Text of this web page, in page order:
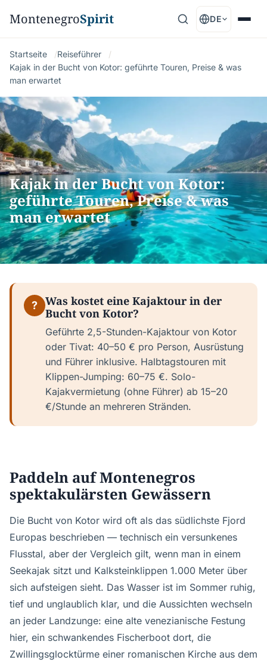
MontenegroSpirit DE
Startseite
Reiseführer
Kajak in der Bucht von Kotor: geführte Touren, Preise & was
man erwartet
Kajak in der Bucht von Kotor:
geführte Touren, Preise & was
man erwartet
?
Was kostet eine Kajaktour in der
Bucht von Kotor?
Geführte 2,5-Stunden-Kajaktour von Kotor
oder Tivat: 40–50 € pro Person, Ausrüstung
und Führer inklusive. Halbtagstouren mit
Klippen-Jumping: 60–75 €. Solo-
Kajakvermietung (ohne Führer) ab 15–20
€/Stunde an mehreren Stränden.
Paddeln auf Montenegros
spektakulärsten Gewässern
Die Bucht von Kotor wird oft als das südlichste Fjord
Europas beschrieben — technisch ein versunkenes
Flusstal, aber der Vergleich gilt, wenn man in einem
Seekajak sitzt und Kalksteinklippen 1.000 Meter über
sich aufsteigen sieht. Das Wasser ist im Sommer ruhig,
tief und unglaublich klar, und die Aussichten wechseln
an jeder Landzunge: eine alte venezianische Festung
hier, ein schwankendes Fischerboot dort, die
Zwillingsglocktürme einer romanischen Kirche aus dem